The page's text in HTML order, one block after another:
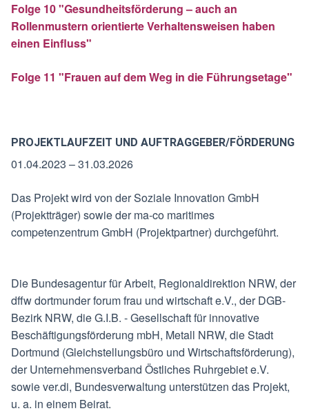
Folge 10 "Gesundheitsförderung – auch an
Rollenmustern orientierte Verhaltensweisen haben
einen Einfluss"
Folge 11 "Frauen auf dem Weg in die Führungsetage"
PROJEKTLAUFZEIT UND AUFTRAGGEBER/FÖRDERUNG
01.04.2023 – 31.03.2026
Das Projekt wird von der Soziale Innovation GmbH
(Projektträger) sowie der ma-co maritimes
competenzentrum GmbH (Projektpartner) durchgeführt.
Die Bundesagentur für Arbeit, Regionaldirektion NRW, der
dffw dortmunder forum frau und wirtschaft e.V., der DGB-
Bezirk NRW, die G.I.B. - Gesellschaft für innovative
Beschäftigungsförderung mbH, Metall NRW, die Stadt
Dortmund (Gleichstellungsbüro und Wirtschaftsförderung),
der Unternehmensverband Östliches Ruhrgebiet e.V.
sowie ver.di, Bundesverwaltung unterstützen das Projekt,
u. a. in einem Beirat.